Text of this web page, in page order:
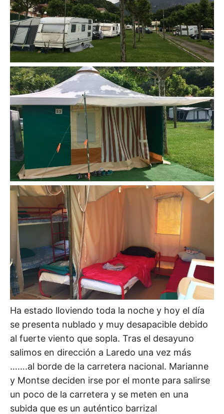
Ha estado lloviendo toda la noche y hoy el día
se presenta nublado y muy desapacible debido
al fuerte viento que sopla. Tras el desayuno
salimos en dirección a Laredo una vez más
…….al borde de la carretera nacional. Marianne
y Montse deciden irse por el monte para salirse
un poco de la carretera y se meten en una
subida que es un auténtico barrizal